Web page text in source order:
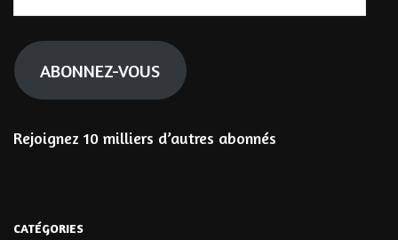
e-
mail
ABONNEZ-VOUS
Rejoignez 10 milliers d’autres abonnés
CATÉGORIES